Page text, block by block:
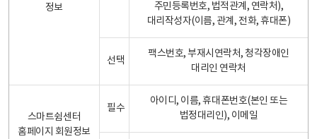
정보
주민등록번호, 법적관계, 연락처),
대리작성자(이름, 관계, 전화, 휴대폰)
선택
팩스번호, 부재시연락처, 청각장애인
대리인 연락처
스마트쉼센터
홈페이지 회원정보
필수
아이디, 이름, 휴대폰번호(본인 또는
법정대리인), 이메일